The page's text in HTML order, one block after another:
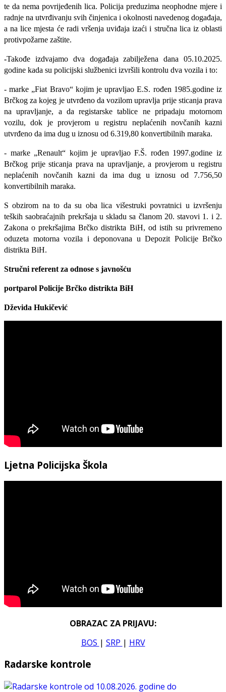
te da nema povrijeđenih lica. Policija preduzima neophodne mjere i
radnje na utvrđivanju svih činjenica i okolnosti navedenog događaja,
a na lice mjesta će radi vršenja uviđaja izaći i stručna lica iz oblasti
protivpožarne zaštite.
-Takođe izdvajamo dva događaja zabilježena dana 05.10.2025.
godine kada su policijski službenici izvršili kontrolu dva vozila i to:
- marke „Fiat Bravo“ kojim je upravljao E.S. rođen 1985.godine iz
Brčkog za kojeg je utvrđeno da vozilom upravlja prije sticanja prava
na upravljanje, a da registarske tablice ne pripadaju motornom
vozilu, dok je provjerom u registru neplaćenih novčanih kazni
utvrđeno da ima dug u iznosu od 6.319,80 konvertibilnih maraka.
- marke „Renault“ kojim je upravljao F.Š. rođen 1997.godine iz
Brčkog prije sticanja prava na upravljanje, a provjerom u registru
neplaćenih novčanih kazni da ima dug u iznosu od 7.756,50
konvertibilnih maraka.
S obzirom na to da su oba lica višestruki povratnici u izvršenju
teških saobraćajnih prekršaja u skladu sa članom 20. stavovi 1. i 2.
Zakona o prekršajima Brčko distrikta BiH, od istih su privremeno
oduzeta motorna vozila i deponovana u Depozit Policije Brčko
distrikta BiH.
Stručni referent za odnose s javnošću
portparol Policije Brčko distrikta BiH
Dževida Hukičević
Ljetna Policijska Škola
OBRAZAC ZA PRIJAVU:
BOS | SRP | HRV
Radarske kontrole